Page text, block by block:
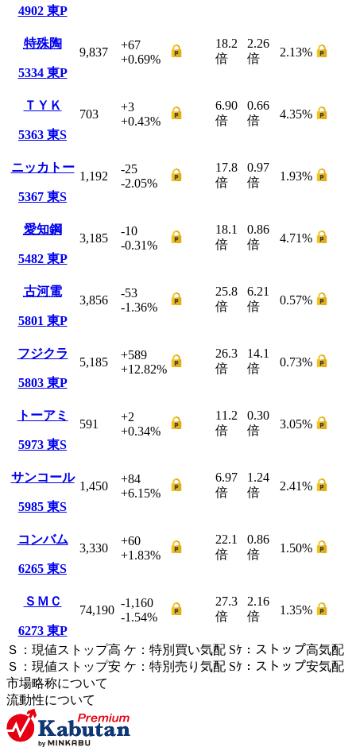
4902 東P
特殊陶
5334 東P
9,837
+67
+0.69%
18.2
倍
2.26
倍
2.13%
ＴＹＫ
5363 東S
703
+3
+0.43%
6.90
倍
0.66
倍
4.35%
ニッカトー
5367 東S
1,192
-25
-2.05%
17.8
倍
0.97
倍
1.93%
愛知鋼
5482 東P
3,185
-10
-0.31%
18.1
倍
0.86
倍
4.71%
古河電
5801 東P
3,856
-53
-1.36%
25.8
倍
6.21
倍
0.57%
フジクラ
5803 東P
5,185
+589
+12.82%
26.3
倍
14.1
倍
0.73%
トーアミ
5973 東S
591
+2
+0.34%
11.2
倍
0.30
倍
3.05%
サンコール
5985 東S
1,450
+84
+6.15%
6.97
倍
1.24
倍
2.41%
コンバム
6265 東S
3,330
+60
+1.83%
22.1
倍
0.86
倍
1.50%
ＳＭＣ
6273 東P
74,190
-1,160
-1.54%
27.3
倍
2.16
倍
1.35%
Ｓ ： 現値ストップ高 ケ ： 特別買い気配 Sｹ ： ストップ高気配
Ｓ ： 現値ストップ安 ケ ： 特別売 り 気配 Sｹ ： ストップ安気配
市場略称について
流動性について